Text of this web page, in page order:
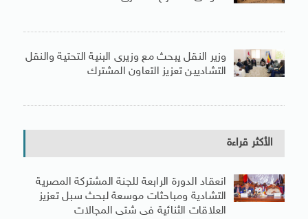
وزير النقل يبحث مع وزيرى البنية التحتية والنقل
التشاديين تعزيز التعاون المشترك
الأكثر قراءة
انعقاد الدورة الرابعة للجنة المشتركة المصرية
التشادية ومباحثات موسعة لبحث سبل تعزيز
العلاقات الثنائية فى شتى المجالات